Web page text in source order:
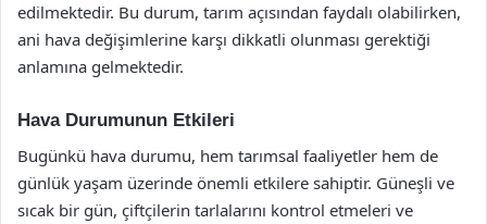
edilmektedir. Bu durum, tarım açısından faydalı olabilirken,
ani hava değişimlerine karşı dikkatli olunması gerektiği
anlamına gelmektedir.
Hava Durumunun Etkileri
Bugünkü hava durumu, hem tarımsal faaliyetler hem de
günlük yaşam üzerinde önemli etkilere sahiptir. Güneşli ve
sıcak bir gün, çiftçilerin tarlalarını kontrol etmeleri ve